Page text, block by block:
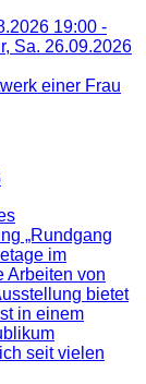
19:00 -
Sa. 26.09.2026
„Rundgang
im
Arbeiten von
bietet
in einem
seit vielen